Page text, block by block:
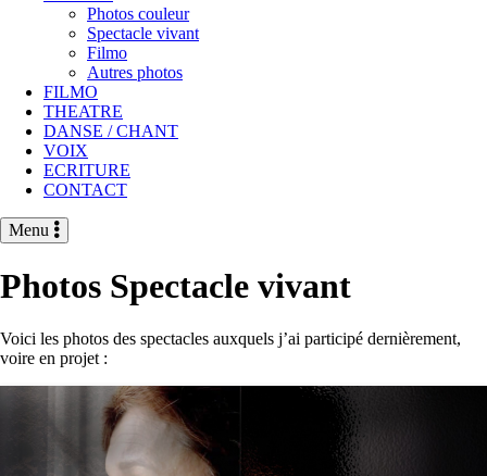
Photos couleur
Spectacle vivant
Filmo
Autres photos
FILMO
THEATRE
DANSE / CHANT
VOIX
ECRITURE
CONTACT
Menu
Photos Spectacle vivant
Voici les photos des spectacles auxquels j’ai participé dernièrement,
voire en projet :